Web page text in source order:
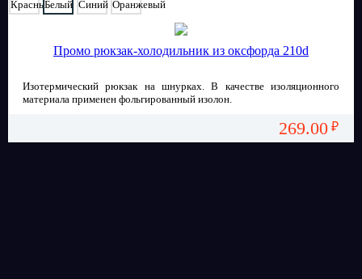
Промо рюкзак-холодильник из оксфорда 210d
Изотермический рюкзак на шнурках. В качестве изоляционного
материала применен фольгированный изолон.
269.00 ₽